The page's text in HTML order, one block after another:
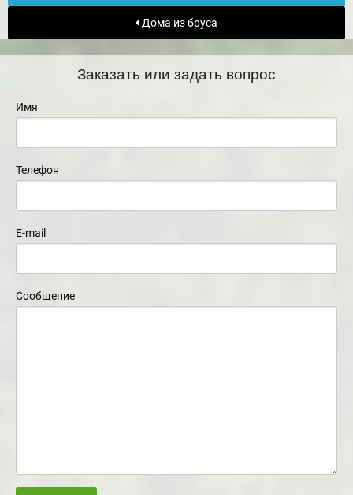
Дома из бруса
Заказать или задать вопрос
Имя
Телефон
E-mail
Сообщение